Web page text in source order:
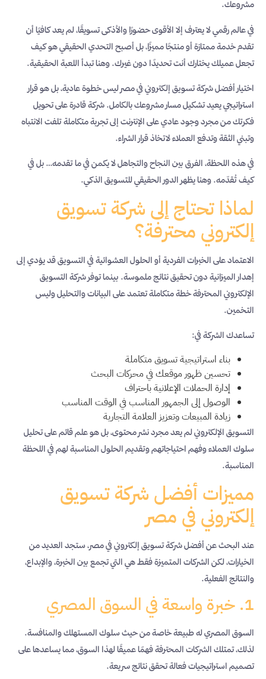
مشروعك.
في عالم رقمي لا يعترف إلا الأقوى حضورًا والأذكى تسويقًا، لم يعد كافيًا أن
تقدم خدمة ممتازة أو منتجًا مميزًا، بل أصبح التحدي الحقيقي هو كيف
تجعل عميلك يختارك أنت تحديدًا دون غيرك. وهنا تبدأ اللعبة الحقيقية.
اختيار أفضل شركة تسويق إلكتروني في مصر ليس خطوة عادية، بل هو قرار
استراتيجي يعيد تشكيل مسار مشروعك بالكامل. شركة قادرة على تحويل
فكرتك من مجرد وجود عادي على الإنترنت إلى تجربة متكاملة تلفت الانتباه
وتبني الثقة وتدفع العملاء لاتخاذ قرار الشراء.
في هذه اللحظة، الفرق بين النجاح والتجاهل لا يكمن في ما تقدمه… بل في
كيف تُقدّمه. وهنا يظهر الدور الحقيقي للتسويق الذكي.
لماذا تحتاج إلى شركة تسويق
إلكتروني محترفة؟
الاعتماد على الخبرات الفردية أو الحلول العشوائية في التسويق قد يؤدي إلى
إهدار الميزانية دون تحقيق نتائج ملموسة. بينما توفر شركة التسويق
الإلكتروني المحترفة خطة متكاملة تعتمد على البيانات والتحليل وليس
التخمين.
تساعدك الشركة في:
بناء استراتيجية تسويق متكاملة
تحسين ظهور موقعك في محركات البحث
إدارة الحملات الإعلانية باحتراف
الوصول إلى الجمهور المناسب في الوقت المناسب
زيادة المبيعات وتعزيز العلامة التجارية
التسويق الإلكتروني لم يعد مجرد نشر محتوى، بل هو علم قائم على تحليل
سلوك العملاء وفهم احتياجاتهم وتقديم الحلول المناسبة لهم في اللحظة
المناسبة.
مميزات أفضل شركة تسويق
إلكتروني في مصر
عند البحث عن أفضل شركة تسويق إلكتروني في مصر، ستجد العديد من
الخيارات، لكن الشركات المتميزة فقط هي التي تجمع بين الخبرة، والإبداع،
والنتائج الفعلية.
1. خبرة واسعة في السوق المصري
السوق المصري له طبيعة خاصة من حيث سلوك المستهلك والمنافسة.
لذلك، تمتلك الشركات المحترفة فهمًا عميقًا لهذا السوق، مما يساعدها على
تصميم استراتيجيات فعالة تحقق نتائج سريعة.